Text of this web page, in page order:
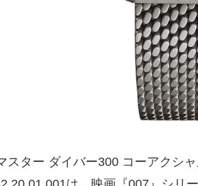
スター ダイバー300 コーアクシ